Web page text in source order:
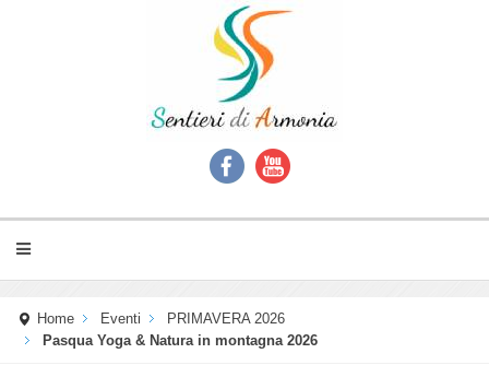
Home Eventi
PRIMAVERA 2026
Pasqua Yoga & Natura in montagna 2026